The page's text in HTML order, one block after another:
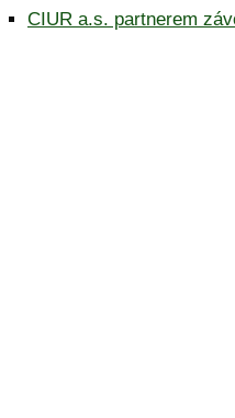
CIUR a.s. partnerem